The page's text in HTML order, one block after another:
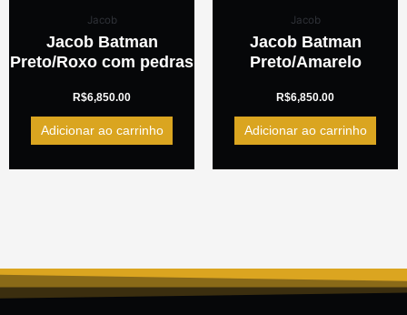
Jacob
Jacob Batman
Preto/Roxo com pedras
R$6,850.00
Adicionar ao carrinho
Jacob
Jacob Batman
Preto/Amarelo
R$6,850.00
Adicionar ao carrinho